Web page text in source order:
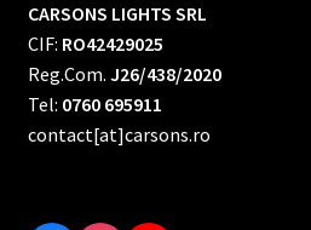
CARSONS LIGHTS SRL
CIF: RO42429025
Reg.Com. J26/438/2020
Tel: 0760 695911
contact[at]carsons.ro